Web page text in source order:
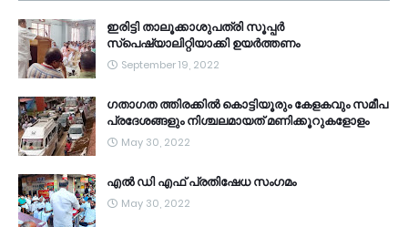
ഇരിട്ടി താലൂക്കാശുപത്രി സൂപ്പർ
സ്‌പെഷ്യാലിറ്റിയാക്കി ഉയർത്തണം
September 19, 2022
ഗതാഗത ത്തിരക്കിൽ കൊട്ടിയൂരും കേളകവും സമീപ
പ്രദേശങ്ങളും നിശ്ചലമായത് മണിക്കൂറുകളോളം
May 30, 2022
എൽ ഡി എഫ് പ്രതിഷേധ സംഗമം
May 30, 2022